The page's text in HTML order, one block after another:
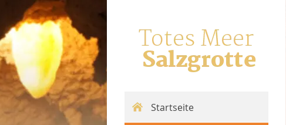
Startseite